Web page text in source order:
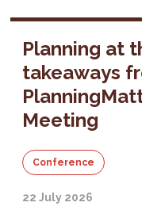
Planning at
takeaways
Meeting
Conference
22 July 2026